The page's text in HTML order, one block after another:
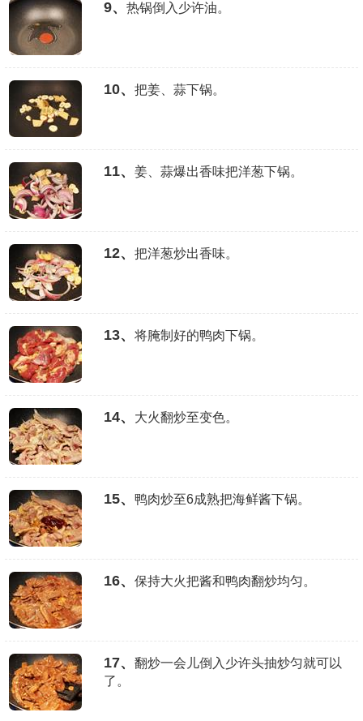
9、 热锅倒入少许油。
10、 把姜、蒜下锅。
11、 姜、蒜爆出香味把洋葱下锅。
12、 把洋葱炒出香味。
13、 将腌制好的鸭肉下锅。
14、 大火翻炒至变色。
15、 鸭肉炒至6成熟把海鲜酱下锅。
16、 保持大火把酱和鸭肉翻炒均匀。
17、
翻炒一会儿倒入少许头抽炒匀就可以
了。